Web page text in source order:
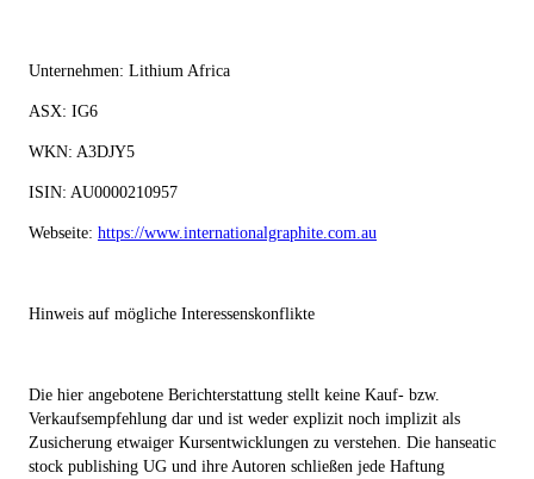
Unternehmen: Lithium Africa
ASX: IG6
WKN: A3DJY5
ISIN: AU0000210957
Webseite: https://www.internationalgraphite.com.au
Hinweis auf mögliche Interessenskonflikte
Die hier angebotene Berichterstattung stellt keine Kauf- bzw.
Verkaufsempfehlung dar und ist weder explizit noch implizit als
Zusicherung etwaiger Kursentwicklungen zu verstehen. Die hanseatic
stock publishing UG und ihre Autoren schließen jede Haftung